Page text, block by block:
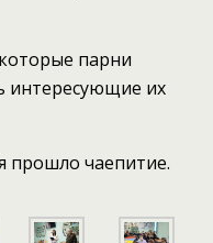
парни
интересующие их
прошло чаепитие.